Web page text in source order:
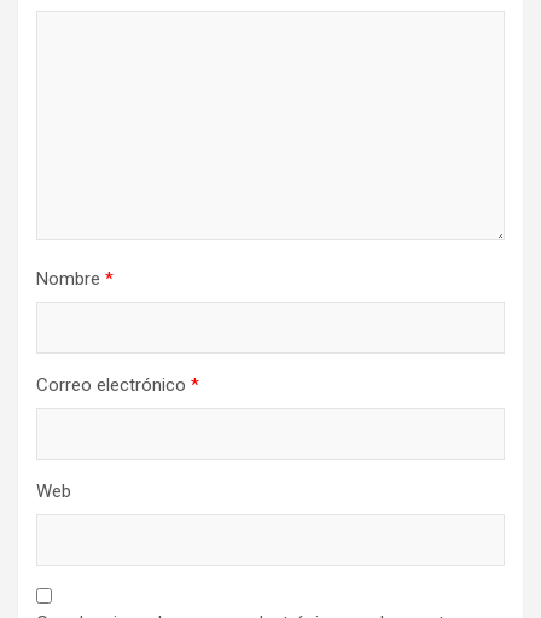
Nombre *
Correo electrónico *
Web